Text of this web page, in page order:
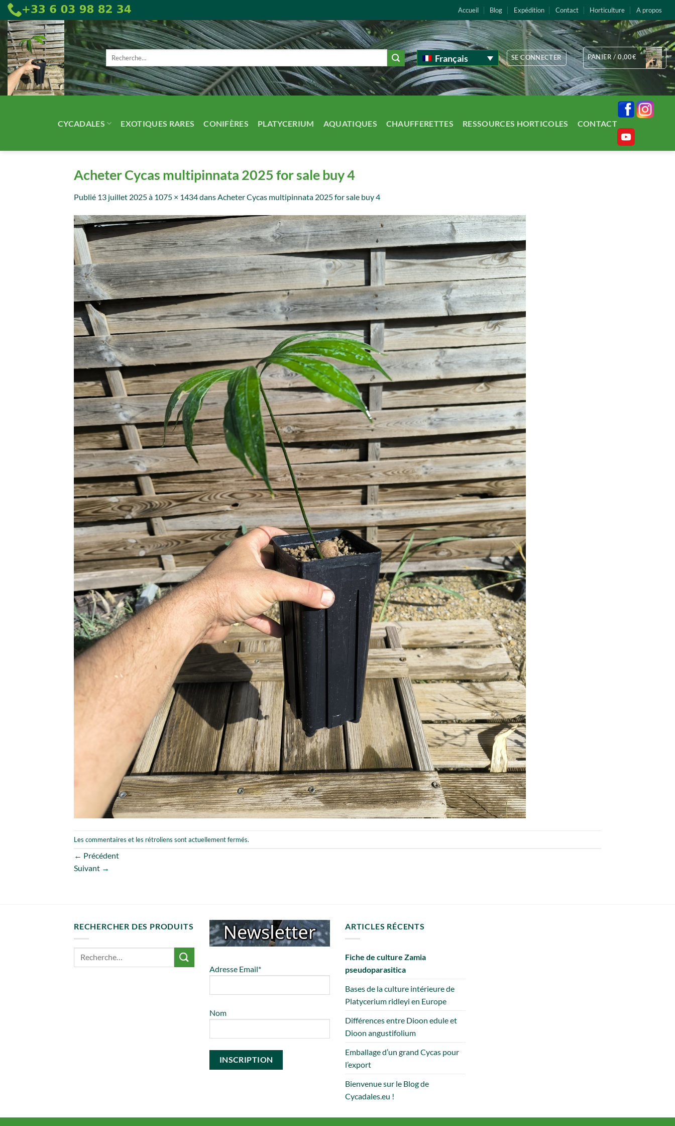
Passer
au
contenu
Accueil Blog Expédition Contact Horticulture A propos
Recherche
pour :
Français SE CONNECTER PANIER /0,00€
CYCADALES EXOTIQUES RARES CONIFÈRES PLATYCERIUM AQUATIQUES CHAUFFERETTES RESSOURCES HORTICOLES CONTACT
Acheter Cycas multipinnata 2025 for sale buy 4
Publié 13 juillet 2025à 1075 × 1434dans Acheter Cycas multipinnata 2025 for sale buy 4
Les commentaires et les rétroliens sont actuellement fermés.
← Précédent
Suivant →
RECHERCHER DES PRODUITS
Adresse Email*
Nom
ARTICLES RÉCENTS
Fiche de culture Zamia
pseudoparasitica
Bases de la culture intérieure de
Platycerium ridleyi en Europe
Différences entre Dioon edule et
Dioon angustifolium
Emballage d’un grand Cycas pour
l’export
Bienvenue sur le Blog de
Cycadales.eu !